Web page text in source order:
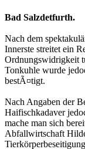
Bad Salzdetfurth.
Nach dem
Innerste streitet ein
Ordnungswidrigkeit
Tonkuhle wurde
bestÃ¤tigt.
Nach Angaben der
Haifischkadaver
mache man sich
Abfallwirtschaft